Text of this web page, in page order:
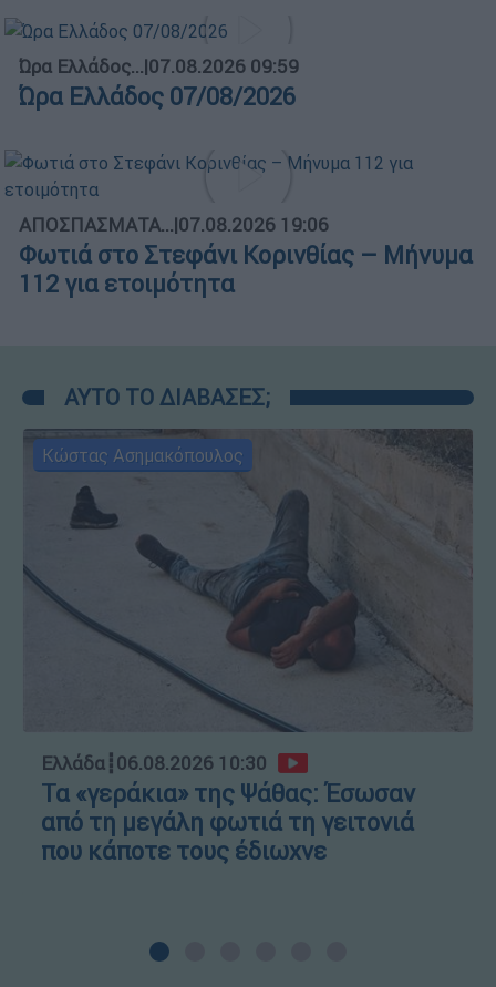
Ώρα Ελλάδος...|07.08.2026 09:59
Ώρα Ελλάδος 07/08/2026
ΑΠΟΣΠΑΣΜΑΤΑ...|07.08.2026 19:06
Φωτιά στο Στεφάνι Κορινθίας – Μήνυμα
112 για ετοιμότητα
ΑΥΤΟ ΤΟ ΔΙΑΒΑΣΕΣ;
Κώστας Ασημακόπουλος
Ελλάδα┋06.08.2026 10:30
Τα «γεράκια» της Ψάθας: Έσωσαν
από τη μεγάλη φωτιά τη γειτονιά
που κάποτε τους έδιωχνε